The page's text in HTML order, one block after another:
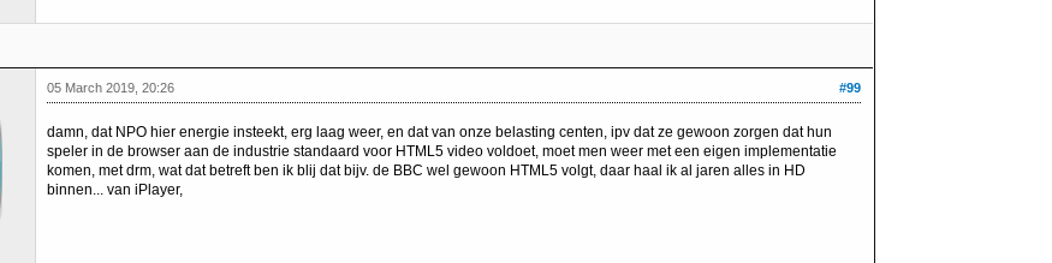
#99
05 March 2019, 20:26
damn, dat NPO hier energie insteekt, erg laag weer, en dat van onze belasting centen, ipv dat ze gewoon zorgen dat hun
speler in de browser aan de industrie standaard voor HTML5 video voldoet, moet men weer met een eigen implementatie
komen, met drm, wat dat betreft ben ik blij dat bijv. de BBC wel gewoon HTML5 volgt, daar haal ik al jaren alles in HD
binnen... van iPlayer,